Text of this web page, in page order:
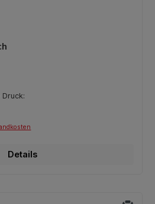
von 0 von 5 Sternen
Details